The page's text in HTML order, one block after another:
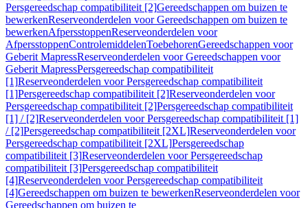
Persgereedschap compatibiliteit [2]Gereedschappen om buizen te
bewerkenReserveonderdelen voor Gereedschappen om buizen te
bewerkenAfpersstoppenReserveonderdelen voor
AfpersstoppenControlemiddelenToebehorenGereedschappen voor
Geberit MapressReserveonderdelen voor Gereedschappen voor
Geberit MapressPersgereedschap compatibiliteit
[1]Reserveonderdelen voor Persgereedschap compatibiliteit
[1]Persgereedschap compatibiliteit [2]Reserveonderdelen voor
Persgereedschap compatibiliteit [2]Persgereedschap compatibiliteit
[1] / [2]Reserveonderdelen voor Persgereedschap compatibiliteit [1]
/ [2]Persgereedschap compatibiliteit [2XL]Reserveonderdelen voor
Persgereedschap compatibiliteit [2XL]Persgereedschap
compatibiliteit [3]Reserveonderdelen voor Persgereedschap
compatibiliteit [3]Persgereedschap compatibiliteit
[4]Reserveonderdelen voor Persgereedschap compatibiliteit
[4]Gereedschappen om buizen te bewerkenReserveonderdelen voor
Gereedschappen om buizen te